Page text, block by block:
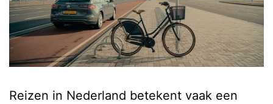
Reizen in Nederland betekent vaak een